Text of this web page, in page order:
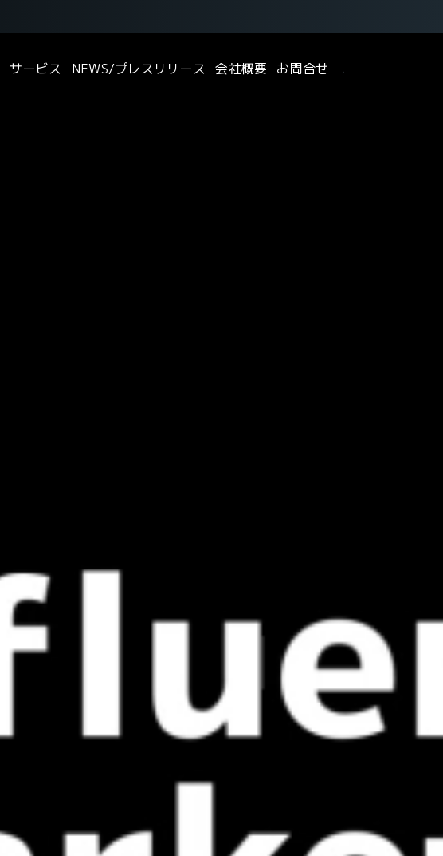
サービス NEWS/プレスリリース 会社概要 お問合せ .